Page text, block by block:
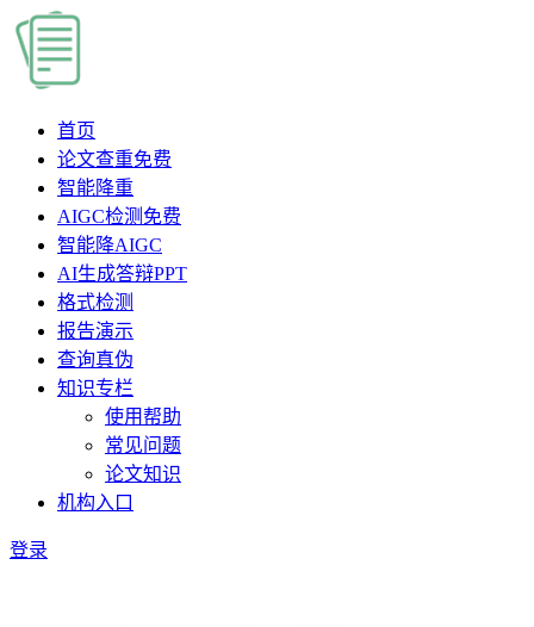
首页
论文查重免费
智能降重
AIGC检测 免费
智能降AIGC
AI生成答辩PPT
格式检测
报告演示
查询真伪
知识专栏
使用帮助
常见问题
论文知识
机构入口
登录